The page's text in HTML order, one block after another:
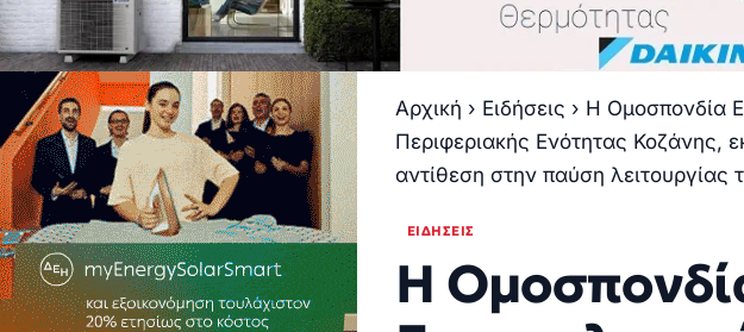
Αρχική › Ειδήσεις › Η Ομοσπονδία
Περιφεριακής Ενότητας Κοζάνης,
αντίθεση στην παύση λειτουργίας
ΕΙΔΉΣΕΙΣ
Η